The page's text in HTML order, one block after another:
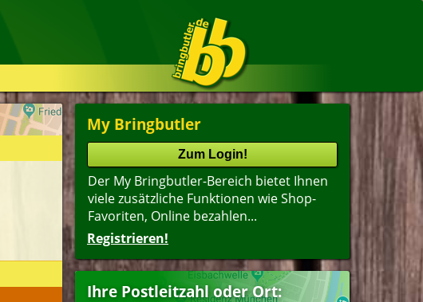
My Bringbutler
Der My Bringbutler-Bereich bietet Ihnen
viele zusätzliche Funktionen wie Shop-
Favoriten, Online bezahlen...
Registrieren!
Ihre Postleitzahl oder Ort: